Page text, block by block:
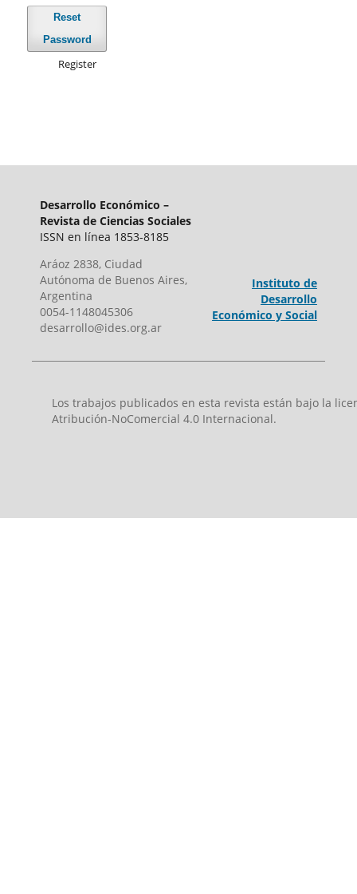
Reset
Password
Register
Desarrollo Económico –
Revista de Ciencias Sociales
ISSN en línea 1853-8185
Aráoz 2838, Ciudad
Autónoma de Buenos Aires,
Argentina
0054-1148045306
desarrollo@ides.org.ar
Instituto de
Desarrollo
Económico y Social
Los trabajos publicados en esta revista están bajo la
Atribución-NoComercial 4.0 Internacional.